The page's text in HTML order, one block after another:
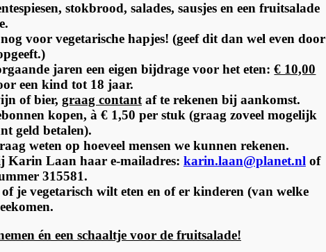
stokbrood, salades, sausjes en een fruitsalade
voor vegetarische hapjes! (geef dit dan wel even door
jaren een eigen bijdrage voor het eten:€ 10,00
een kind tot 18 jaar.
of bier, graag contantaf te rekenen bij aankomst.
kopen, à € 1,50 per stuk (graag zoveel mogelijk
geld betalen).
weten op hoeveel mensen we kunnen rekenen.
Karin Laan haar e-mailadres: karin.laan@planet.nl of
315581.
je vegetarisch wilt eten en of er kinderen (van welke
én een schaaltje voor de fruitsalade!